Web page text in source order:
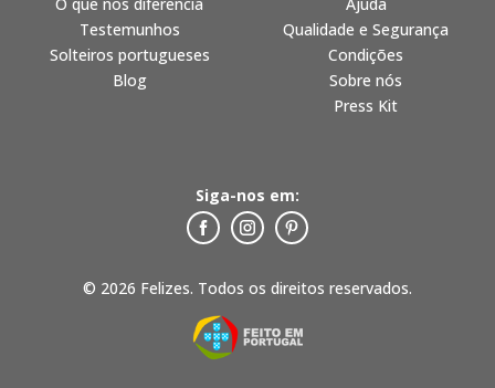
© 2026 Felizes. Todos os direitos reservados.
Testemunhos
Solteiros portugueses
Blog
Qualidade e Segurança
Condições
Sobre nós
Press Kit
Siga-nos em: